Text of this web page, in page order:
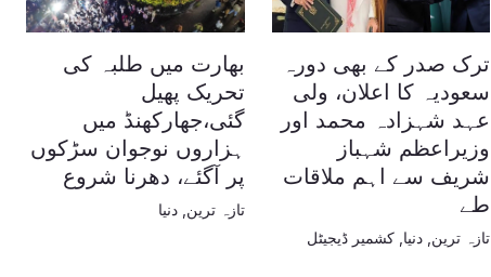
ترک صدر کے بھی دورہ
سعودیہ کا اعلان، ولی
عہد شہزادہ محمد اور
وزیراعظم شہباز
شریف سے اہم ملاقات
طے
تازہ ترین ,دنیا ,کشمیر ڈیجیٹل
بھارت میں طلبہ کی
تحریک پھیل
گئی،جھارکھنڈ میں
ہزاروں نوجوان سڑکوں
پر آگئے، دھرنا شروع
تازہ ترین ,دنیا